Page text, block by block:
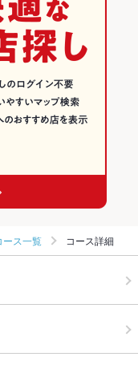
ング
ング
グ
ース一覧 コース詳細